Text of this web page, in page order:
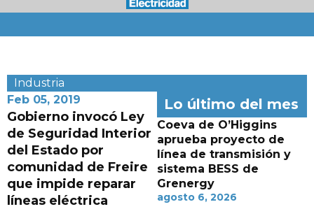
Industria
Feb 05, 2019
Gobierno invocó Ley
de Seguridad Interior
del Estado por
comunidad de Freire
que impide reparar
líneas eléctrica
Lo último del mes
Coeva de O’Higgins
aprueba proyecto de
línea de transmisión y
sistema BESS de
Grenergy
agosto 6, 2026